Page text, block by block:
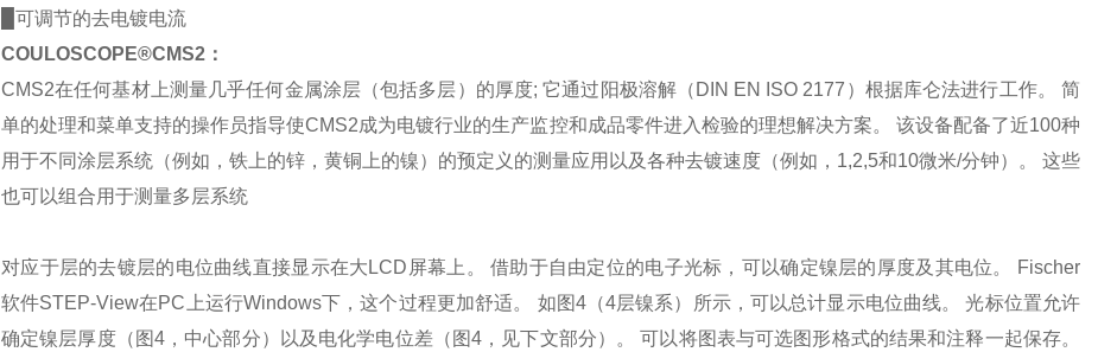
可调节的去电镀电流
COULOSCOPE®CMS2：
CMS2在任何基材上测量几乎任何金属涂层（包括多层）的厚度; 它通过阳极溶解（DIN EN ISO 2177）根据库仑法进行工作。 简
单的处理和菜单支持的操作员指导使CMS2成为电镀行业的生产监控和成品零件进入检验的理想解决方案。 该设备配备了近100种
用于不同涂层系统（例如，铁上的锌，黄铜上的镍）的预定义的测量应用以及各种去镀速度（例如，1,2,5和10微米/分钟）。 这些
也可以组合用于测量多层系统
对应于层的去镀层的电位曲线直接显示在大LCD屏幕上。 借助于自由定位的电子光标，可以确定镍层的厚度及其电位。 Fischer
软件STEP-View在PC上运行Windows下，这个过程更加舒适。 如图4（4层镍系）所示，可以总计显示电位曲线。 光标位置允许
确定镍层厚度（图4，中心部分）以及电化学电位差（图4，见下文部分）。 可以将图表与可选图形格式的结果和注释一起保存。